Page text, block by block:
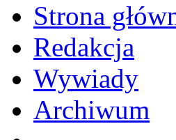
Strona
Redakcja
Wywiady
Archiwum